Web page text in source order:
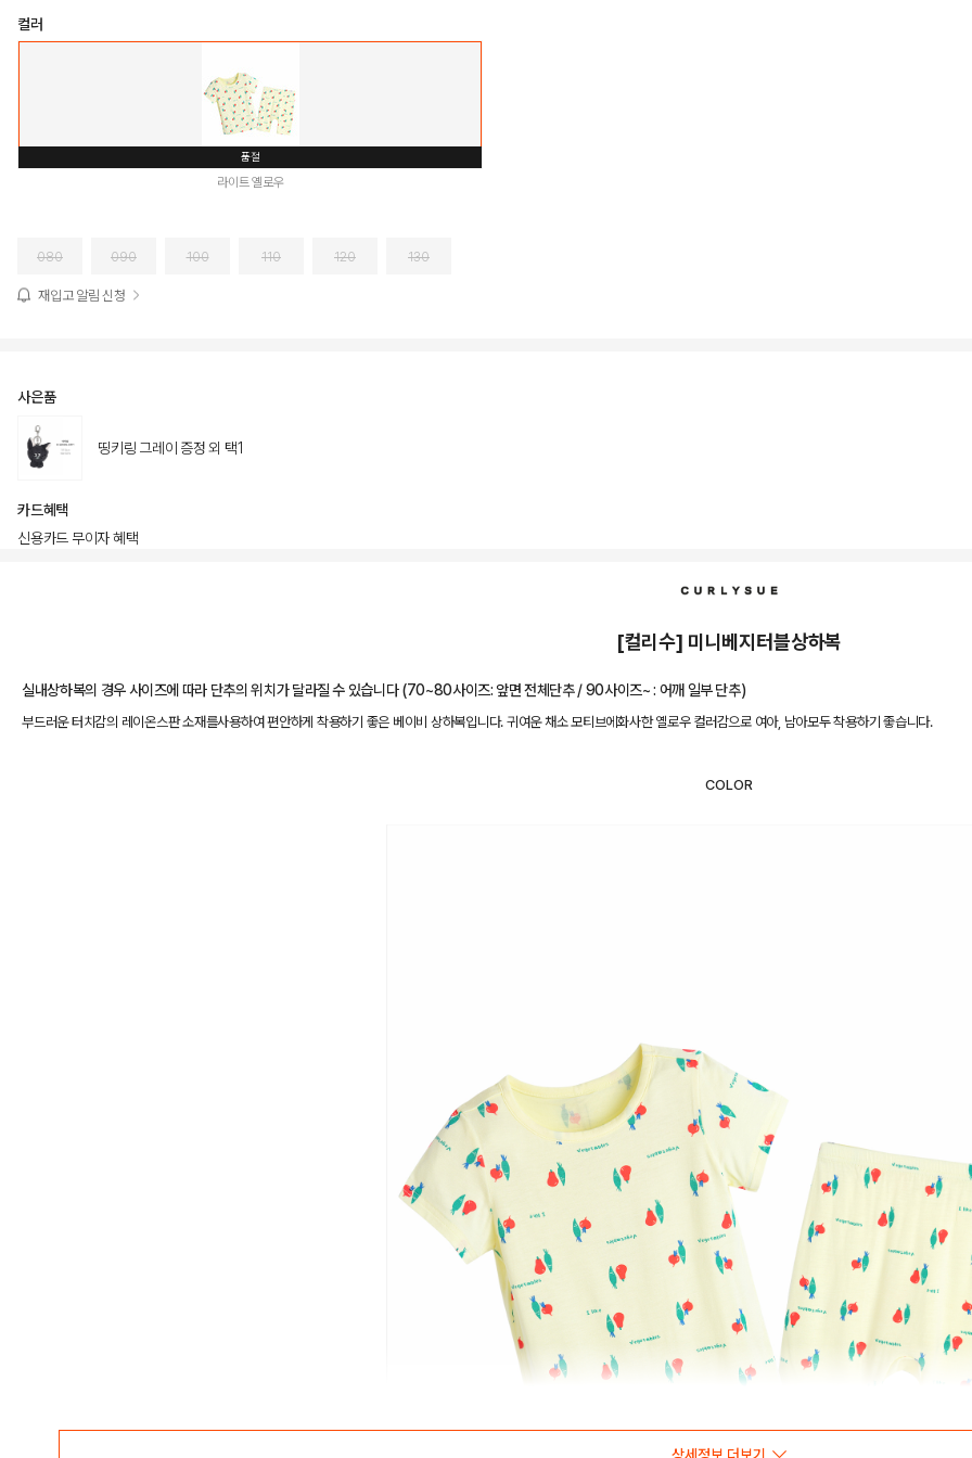
컬러
품절
라이트 옐로우
080 090 100 110 120 130
재입고 알림 신청
사은품
띵키링 그레이 증정 외 택1
카드혜택
신용카드 무이자 혜택
[컬리수] 미니베지터블상하복
실내상하복의 경우 사이즈에 따라 단추의 위치가 달라질 수 있습니다 (70~80사이즈: 앞면 전체단추 / 90사이즈~ : 어깨 일부 단추)
부드러운 터치감의 레이온스판 소재를사용하여 편안하게 착용하기 좋은 베이비 상하복입니다. 귀여운 채소 모티브에화사한 옐로우 컬러감으로 여아, 남아모두 착용하기 좋습니다.
COLOR